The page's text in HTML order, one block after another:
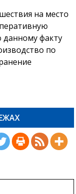
на место
данному факту
по